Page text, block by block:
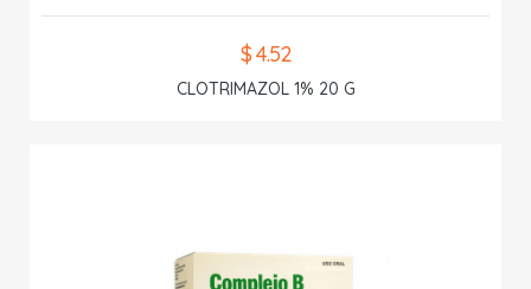
$ 4.52
CLOTRIMAZOL 1% 20 G